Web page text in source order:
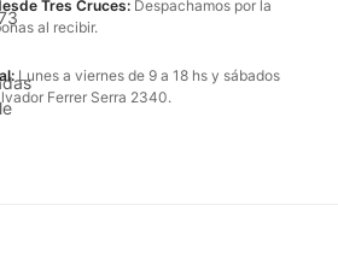
Tres Cruces: Despachamos por la
al recibir.
Lunes a viernes de 9 a 18 hs y sábados
Ferrer Serra 2340.